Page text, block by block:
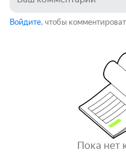
Войдите, чтобы
Пока нет